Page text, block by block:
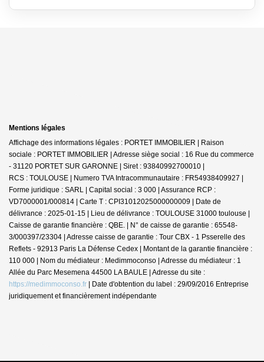
Mentions légales
Affichage des informations légales : PORTET IMMOBILIER | Raison
sociale : PORTET IMMOBILIER | Adresse siège social : 16 Rue du commerce
- 31120 PORTET SUR GARONNE | Siret : 93840992700010 |
RCS : TOULOUSE | Numero TVA Intracommunautaire : FR54938409927 |
Forme juridique : SARL | Capital social : 3 000 | Assurance RCP :
VD7000001/000814 | Carte T : CPI31012025000000009 | Date de
délivrance : 2025-01-15 | Lieu de délivrance : TOULOUSE 31000 toulouse |
Caisse de garantie financière : QBE. | N° de caisse de garantie : 65548-
3/000397/23304 | Adresse caisse de garantie : Tour CBX - 1 Psserelle des
Reflets - 92913 Paris La Défense Cedex | Montant de la garantie financière :
110 000 | Nom du médiateur : Medimmoconso | Adresse du médiateur : 1
Allée du Parc Mesemena 44500 LA BAULE | Adresse du site :
https://medimmoconso.fr | Date d'obtention du label : 29/09/2016 Entreprise
juridiquement et financièrement indépendante